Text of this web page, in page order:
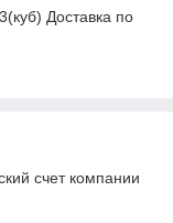
Доставка по
счет компании